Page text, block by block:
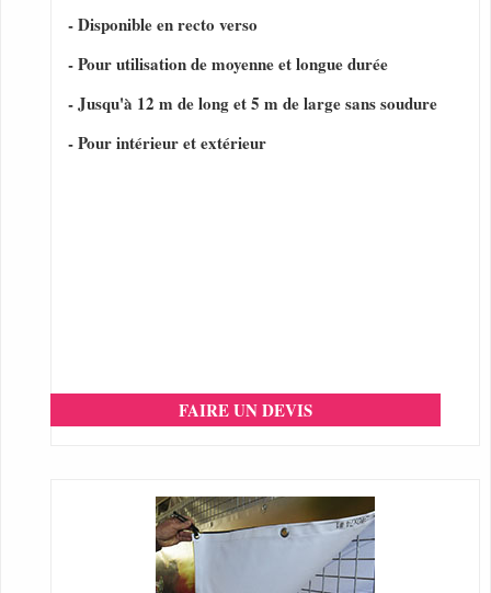
- Disponible en recto verso
- Pour utilisation de moyenne et longue durée
- Jusqu'à 12 m de long et 5 m de large sans soudure
- Pour intérieur et extérieur
FAIRE UN DEVIS